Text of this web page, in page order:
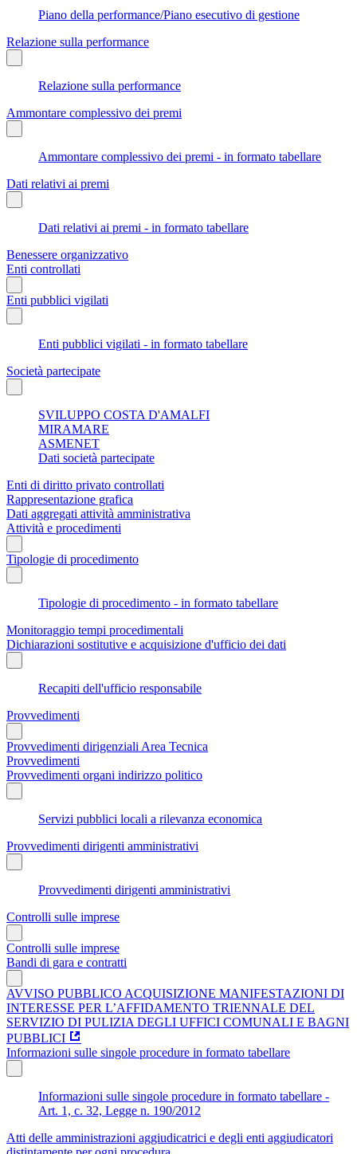
Piano della performance/Piano esecutivo di gestione
Relazione sulla performance
Relazione sulla performance
Ammontare complessivo dei premi
Ammontare complessivo dei premi - in formato tabellare
Dati relativi ai premi
Dati relativi ai premi - in formato tabellare
Benessere organizzativo
Enti controllati
Enti pubblici vigilati
Enti pubblici vigilati - in formato tabellare
Società partecipate
SVILUPPO COSTA D'AMALFI
MIRAMARE
ASMENET
Dati società partecipate
Enti di diritto privato controllati
Rappresentazione grafica
Dati aggregati attività amministrativa
Attività e procedimenti
Tipologie di procedimento
Tipologie di procedimento - in formato tabellare
Monitoraggio tempi procedimentali
Dichiarazioni sostitutive e acquisizione d'ufficio dei dati
Recapiti dell'ufficio responsabile
Provvedimenti
Provvedimenti dirigenziali Area Tecnica
Provvedimenti
Provvedimenti organi indirizzo politico
Servizi pubblici locali a rilevanza economica
Provvedimenti dirigenti amministrativi
Provvedimenti dirigenti amministrativi
Controlli sulle imprese
Controlli sulle imprese
Bandi di gara e contratti
AVVISO PUBBLICO ACQUISIZIONE MANIFESTAZIONI DI
INTERESSE PER L’AFFIDAMENTO TRIENNALE DEL
SERVIZIO DI PULIZIA DEGLI UFFICI COMUNALI E BAGNI
PUBBLICI
Informazioni sulle singole procedure in formato tabellare
Informazioni sulle singole procedure in formato tabellare -
Art. 1, c. 32, Legge n. 190/2012
Atti delle amministrazioni aggiudicatrici e degli enti aggiudicatori